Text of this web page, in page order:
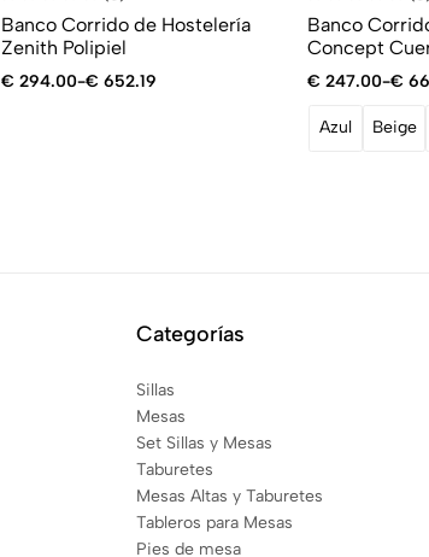
Banco Corrido de Hostelería
Zenith Polipiel
€ 294.00-€ 652.19
Banco
Concept
€ 247.00-€
Azul Beige
Categorías
Sillas
Mesas
Set Sillas y Mesas
Taburetes
Mesas Altas y Taburetes
Tableros para Mesas
Pies de mesa